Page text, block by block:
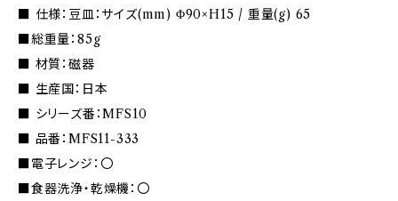
■ 仕様：豆皿：サイズ(mm) Φ90×H15 / 重量(g) 65
■総重量：85g
■ 材質：磁器
■ 生産国：日本
■ シリーズ番：MFS10
■ 品番：MFS11-333
■電子レンジ：〇
■食器洗浄・乾燥機：〇